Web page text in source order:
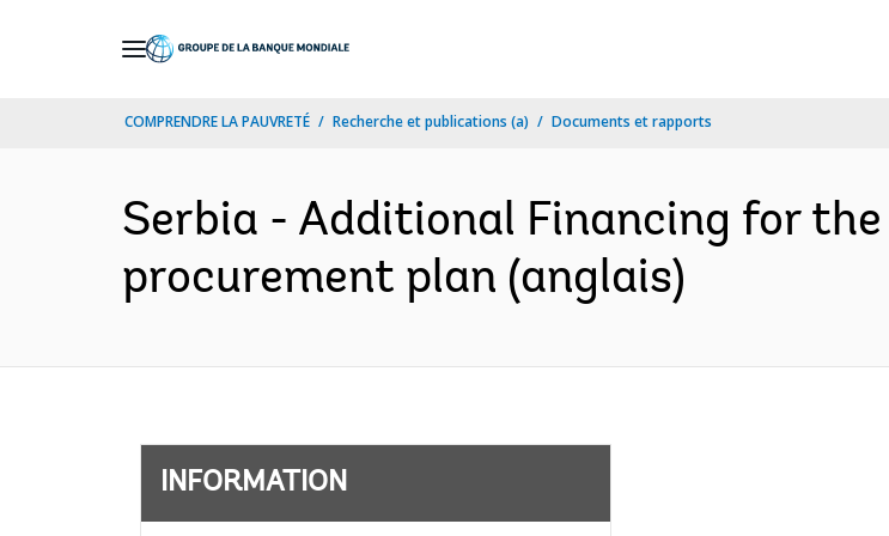
COMPRENDRE LA PAUVRETÉ Recherche et publications (a) Documents et rapports
Serbia - Additional Financing for
procurement plan (anglais)
INFORMATION